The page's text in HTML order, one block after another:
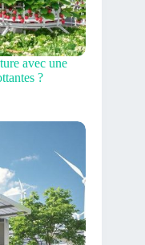
avec une
?